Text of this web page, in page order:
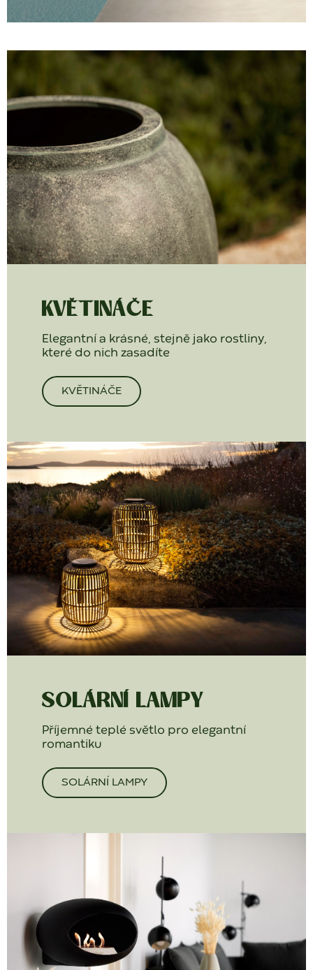
KVĚTINÁČE
Elegantní a krásné, stejně jako rostliny,
které do nich zasadíte
KVĚTINÁČE
SOLÁRNÍ LAMPY
Příjemné teplé světlo pro elegantní
romantiku
SOLÁRNÍ LAMPY